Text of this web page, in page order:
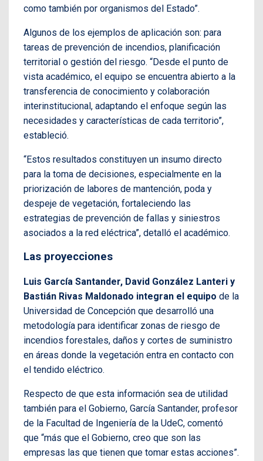
como también por organismos del Estado”.
Algunos de los ejemplos de aplicación son: para
tareas de prevención de incendios, planificación
territorial o gestión del riesgo. “Desde el punto de
vista académico, el equipo se encuentra abierto a la
transferencia de conocimiento y colaboración
interinstitucional, adaptando el enfoque según las
necesidades y características de cada territorio”,
estableció.
“Estos resultados constituyen un insumo directo
para la toma de decisiones, especialmente en la
priorización de labores de mantención, poda y
despeje de vegetación, fortaleciendo las
estrategias de prevención de fallas y siniestros
asociados a la red eléctrica”, detalló el académico.
Las proyecciones
Luis García Santander, David González Lanteri y
Bastián Rivas Maldonado integran el equipo de la
Universidad de Concepción que desarrolló una
metodología para identificar zonas de riesgo de
incendios forestales, daños y cortes de suministro
en áreas donde la vegetación entra en contacto con
el tendido eléctrico.
Respecto de que esta información sea de utilidad
también para el Gobierno, García Santander, profesor
de la Facultad de Ingeniería de la UdeC, comentó
que “más que el Gobierno, creo que son las
empresas las que tienen que tomar estas acciones”.